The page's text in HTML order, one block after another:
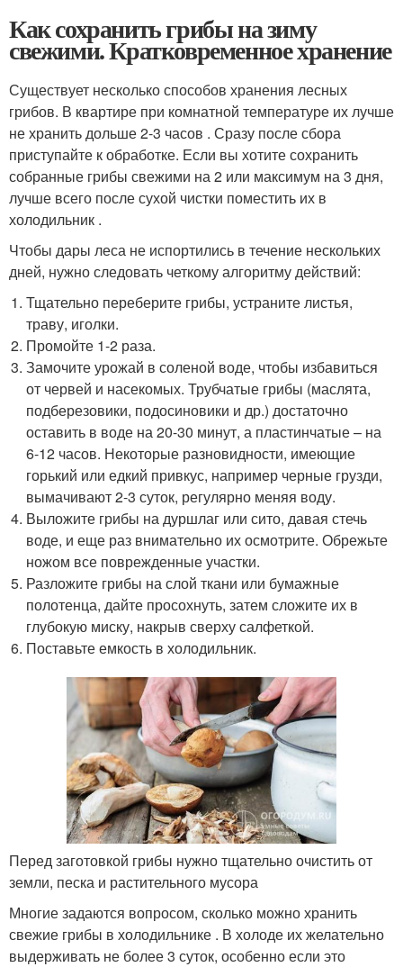
Как сохранить грибы на зиму
свежими. Кратковременное хранение
Существует несколько способов хранения лесных
грибов. В квартире при комнатной температуре их лучше
не хранить дольше 2-3 часов . Сразу после сбора
приступайте к обработке. Если вы хотите сохранить
собранные грибы свежими на 2 или максимум на 3 дня,
лучше всего после сухой чистки поместить их в
холодильник .
Чтобы дары леса не испортились в течение нескольких
дней, нужно следовать четкому алгоритму действий:
Тщательно переберите грибы, устраните листья,
траву, иголки.
Промойте 1-2 раза.
Замочите урожай в соленой воде, чтобы избавиться
от червей и насекомых. Трубчатые грибы (маслята,
подберезовики, подосиновики и др.) достаточно
оставить в воде на 20-30 минут, а пластинчатые – на
6-12 часов. Некоторые разновидности, имеющие
горький или едкий привкус, например черные грузди,
вымачивают 2-3 суток, регулярно меняя воду.
Выложите грибы на дуршлаг или сито, давая стечь
воде, и еще раз внимательно их осмотрите. Обрежьте
ножом все поврежденные участки.
Разложите грибы на слой ткани или бумажные
полотенца, дайте просохнуть, затем сложите их в
глубокую миску, накрыв сверху салфеткой.
Поставьте емкость в холодильник.
Перед заготовкой грибы нужно тщательно очистить от
земли, песка и растительного мусора
Многие задаются вопросом, сколько можно хранить
свежие грибы в холодильнике . В холоде их желательно
выдерживать не более 3 суток, особенно если это